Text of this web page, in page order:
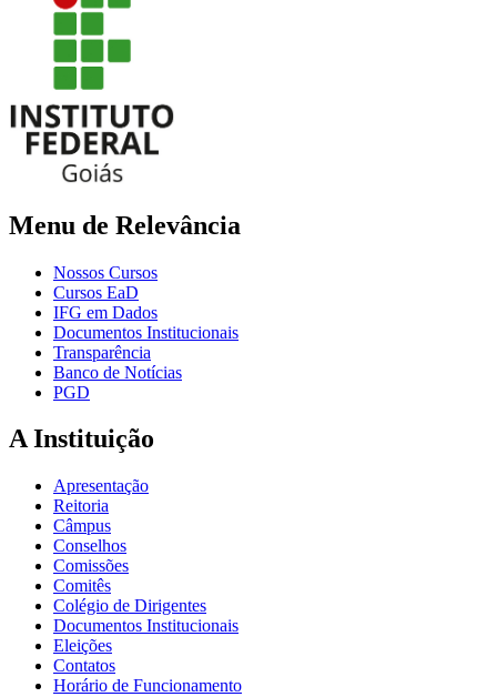
Menu de Relevância
Nossos Cursos
Cursos EaD
IFG em Dados
Documentos Institucionais
Transparência
Banco de Notícias
PGD
A Instituição
Apresentação
Reitoria
Câmpus
Conselhos
Comissões
Comitês
Colégio de Dirigentes
Documentos Institucionais
Eleições
Contatos
Horário de Funcionamento